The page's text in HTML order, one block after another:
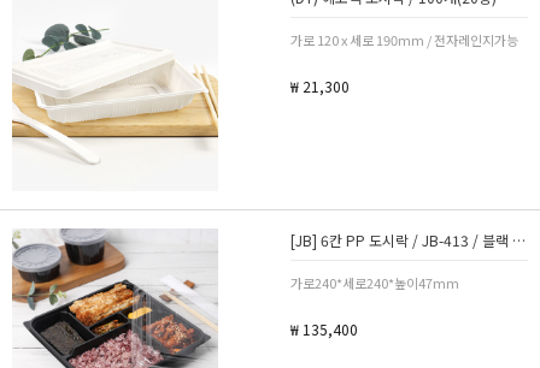
가로 120 x 세로 190mm / 전자레인지가능
₩ 21,300
[JB] 6칸 PP 도시락 / JB-413 / 블랙 / 300세트(뚜껑포함)
가로240*세로240*높이47mm
₩ 135,400